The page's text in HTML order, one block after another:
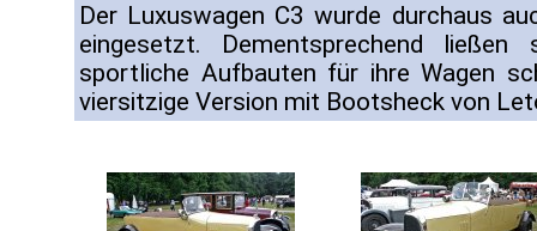
Der Luxuswagen C3 wurde durchaus
eingesetzt. Dementsprechend
sportliche Aufbauten für ihre Wagen
viersitzige Version mit Bootsheck von